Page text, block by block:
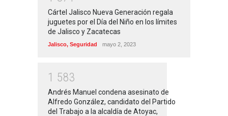
Cártel Jalisco Nueva Generación regala
juguetes por el Día del Niño en los límites
de Jalisco y Zacatecas
Jalisco, Seguridad mayo 2, 2023
1 583
Andrés Manuel condena asesinato de
Alfredo González, candidato del Partido
del Trabajo a la alcaldía de Atoyac,